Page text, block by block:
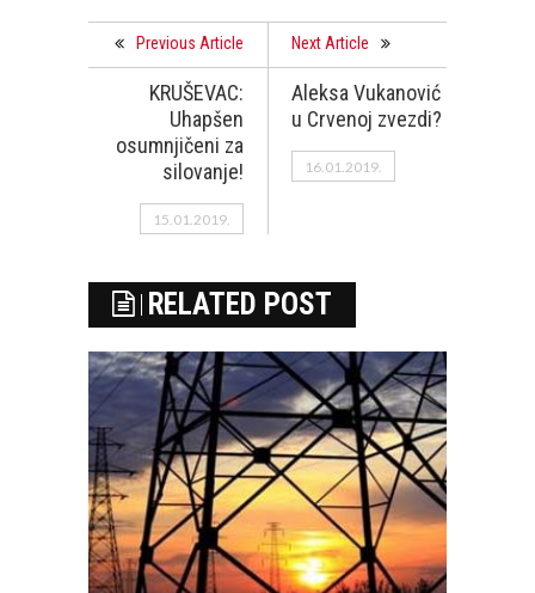
Previous Article
KRUŠEVAC:
Uhapšen
osumnjičeni za
silovanje!
15.01.2019.
Next Article
Aleksa Vukanović
u Crvenoj zvezdi?
16.01.2019.
RELATED POST